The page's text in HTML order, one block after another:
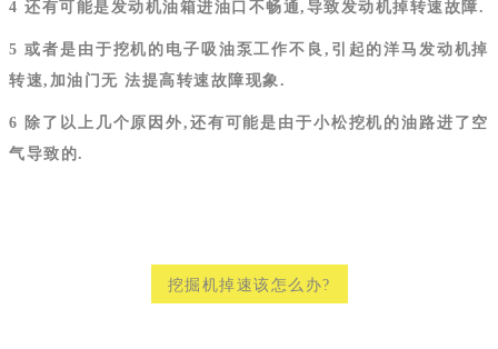
4 还有可能是发动机油箱进油口不畅通,导致发动机掉转速故障.
5 或者是由于挖机的电子吸油泵工作不良,引起的洋马发动机掉
转速,加油门无 法提高转速故障现象.
6 除了以上几个原因外,还有可能是由于小松挖机的油路进了空
气导致的.
挖掘机掉速该怎么办?